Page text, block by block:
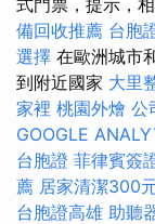
式門票，提示，
備回收推薦 台胞
選擇 在歐洲城市
到附近國家 大里
家裡 桃園外燴 公
GOOGLE
台胞證 菲律賓簽
薦 居家清潔300
台胞證高雄 助聽